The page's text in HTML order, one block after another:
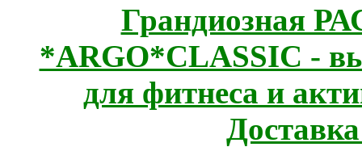
Грандиозная
*ARGO*CLASSIC -
для фитнеса и